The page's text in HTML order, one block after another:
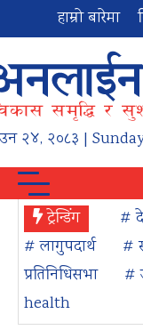
हाम्रो बारेमा
२४, २०८३ |
ट्रेन्डिंग #
# लागुपदार्थ
#
प्रतिनिधिसभा
#
health